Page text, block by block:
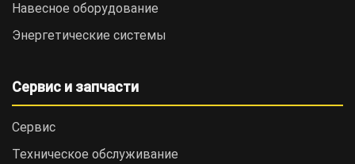
Навесное оборудование
Энергетические системы
Сервис и запчасти
Сервис
Техническое обслуживание